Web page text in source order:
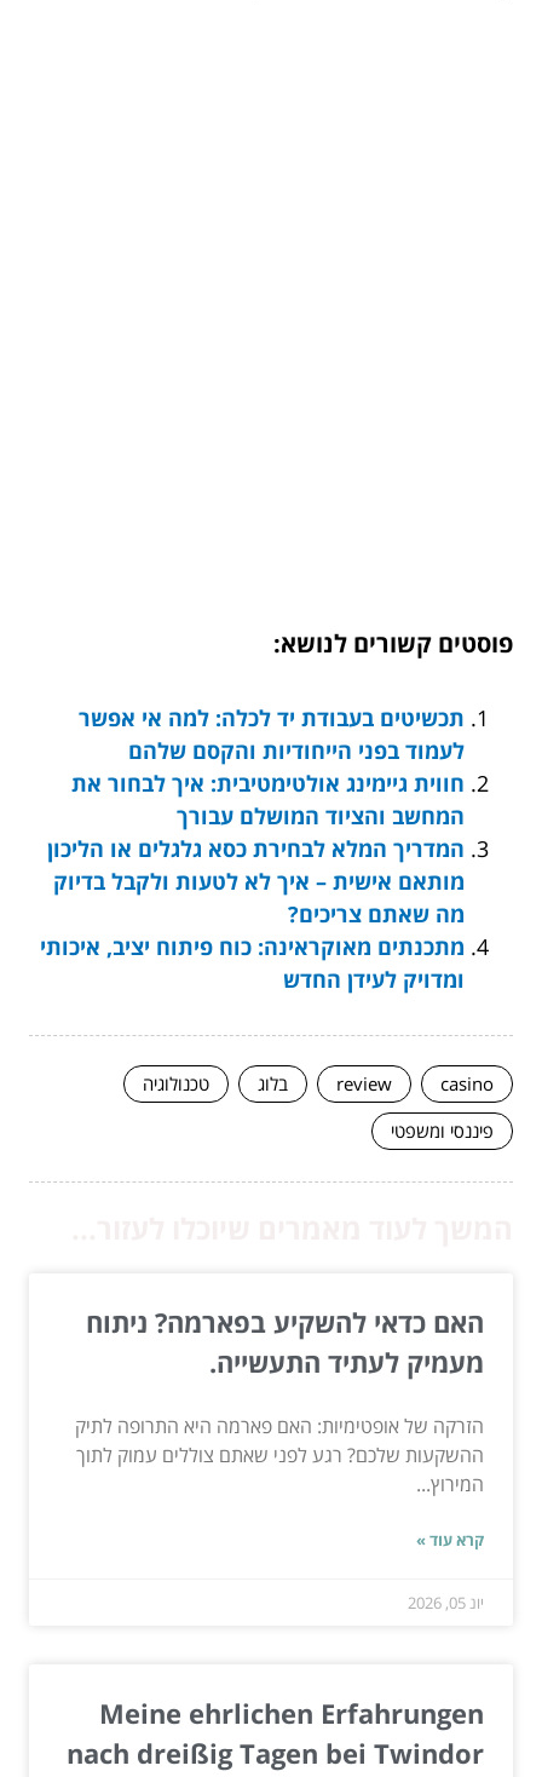
פוסטים קשורים לנושא:
תכשיטים בעבודת יד לכלה: למה אי אפשר
לעמוד בפני הייחודיות והקסם שלהם
חווית גיימינג אולטימטיבית: איך לבחור את
המחשב והציוד המושלם עבורך
המדריך המלא לבחירת כסא גלגלים או הליכון
מותאם אישית – איך לא לטעות ולקבל בדיוק
מה שאתם צריכים?
מתכנתים מאוקראינה: כוח פיתוח יציב, איכותי
ומדויק לעידן החדש
casino
review בלוג
טכנולוגיה
פיננסי ומשפטי
האם כדאי להשקיע בפארמה? ניתוח
מעמיק לעתיד התעשייה.
הזרקה של אופטימיות: האם פארמה היא התרופה לתיק
ההשקעות שלכם? רגע לפני שאתם צוללים עמוק לתוך
המירוץ...
קרא עוד »
יונ 05, 2026
Meine ehrlichen Erfahrungen
nach dreißig Tagen bei Twindor